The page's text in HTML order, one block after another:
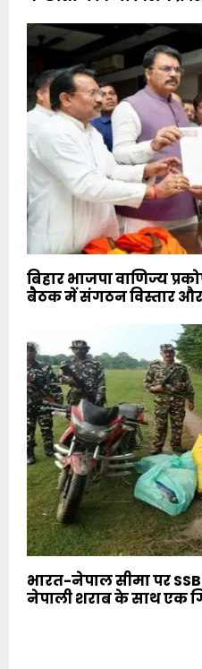
बिहार भाजपा वाणिज्य
बैठक में संगठन विस्तार
भारत-नेपाल सीमा पर SSB
नेपाली शराब के साथ एक